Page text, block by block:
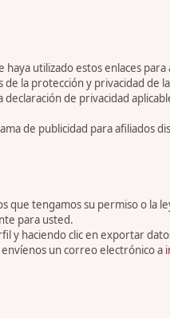
utilizado estos enlaces
la protección y privacidad de
de privacidad
de publicidad para afiliados
tengamos su permiso o la
para usted.
y haciendo clic en exportar
un correo electrónico a